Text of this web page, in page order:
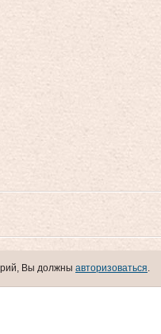
Вы должны авторизоваться.